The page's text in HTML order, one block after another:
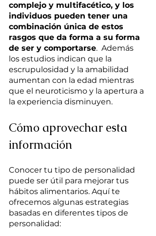
complejo y multifacético, y los
individuos pueden tener una
combinación única de estos
rasgos que da forma a su forma
de ser y comportarse.  Además
los estudios indican que la
escrupulosidad y la amabilidad
aumentan con la edad mientras
que el neuroticismo y la apertura a
la experiencia disminuyen.
Cómo aprovechar esta
información
Conocer tu tipo de personalidad
puede ser útil para mejorar tus
hábitos alimentarios. Aquí te
ofrecemos algunas estrategias
basadas en diferentes tipos de
personalidad: